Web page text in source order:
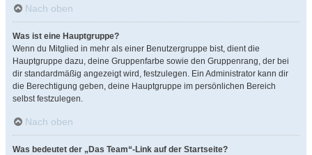
Nach oben
Was ist eine Hauptgruppe?
Wenn du Mitglied in mehr als einer Benutzergruppe bist, dient die
Hauptgruppe dazu, deine Gruppenfarbe sowie den Gruppenrang, der bei
dir standardmäßig angezeigt wird, festzulegen. Ein Administrator kann dir
die Berechtigung geben, deine Hauptgruppe im persönlichen Bereich
selbst festzulegen.
Nach oben
Was bedeutet der „Das Team“-Link auf der Startseite?